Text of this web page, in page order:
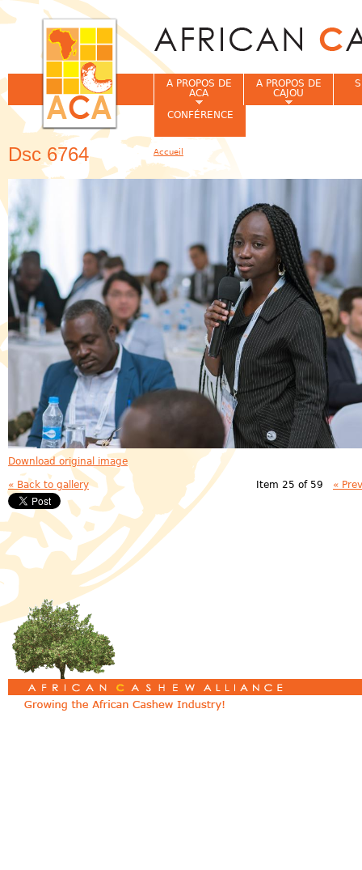
Dsc 6764
Download original image
« Back to gallery Item 25 of 59 «
A PROPOS DE
ACA
A PROPOS DE
CAJOU
CONFÉRENCE
Vous êtes ici
Accueil